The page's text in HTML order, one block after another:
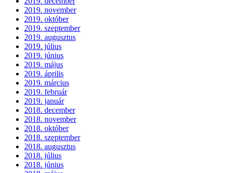
2019. november
2019. október
2019. szeptember
2019. augusztus
2019. július
2019. június
2019. május
2019. április
2019. március
2019. február
2019. január
2018. december
2018. november
2018. október
2018. szeptember
2018. augusztus
2018. július
2018. június